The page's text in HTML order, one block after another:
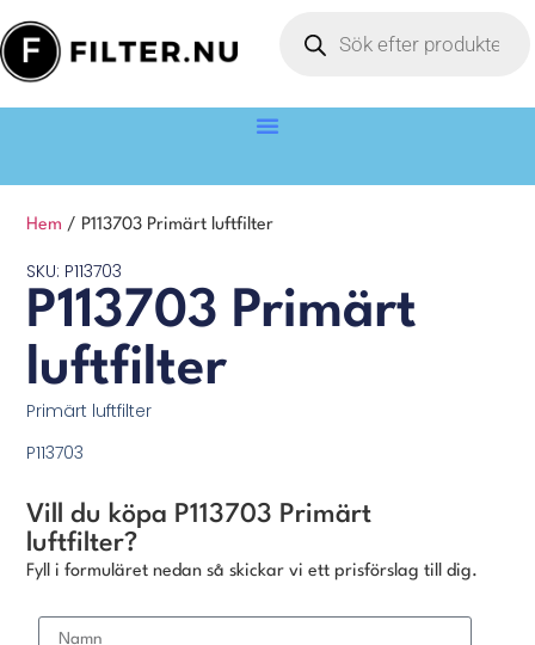
Hem / P113703 Primärt luftfilter
SKU: P113703
P113703 Primärt
luftfilter
Primärt luftfilter
P113703
Vill du köpa P113703 Primärt
luftfilter?
Fyll i formuläret nedan så skickar vi ett prisförslag till dig.